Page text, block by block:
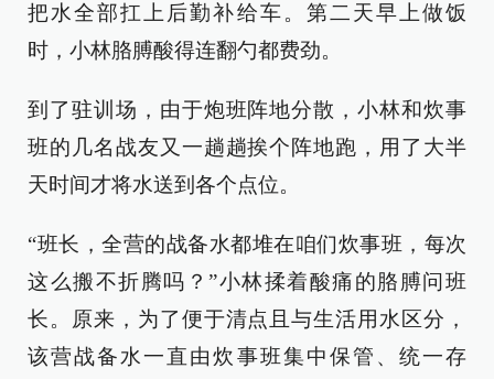
把水全部扛上后勤补给车。第二天早上做饭
时，小林胳膊酸得连翻勺都费劲。
到了驻训场，由于炮班阵地分散，小林和炊事
班的几名战友又一趟趟挨个阵地跑，用了大半
天时间才将水送到各个点位。
“班长，全营的战备水都堆在咱们炊事班，每次
这么搬不折腾吗？”小林揉着酸痛的胳膊问班
长。原来，为了便于清点且与生活用水区分，
该营战备水一直由炊事班集中保管、统一存